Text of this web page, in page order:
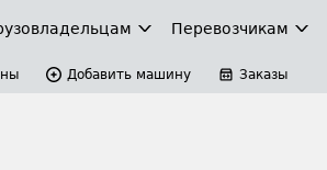
Перевозчикам
Добавить машину Заказы